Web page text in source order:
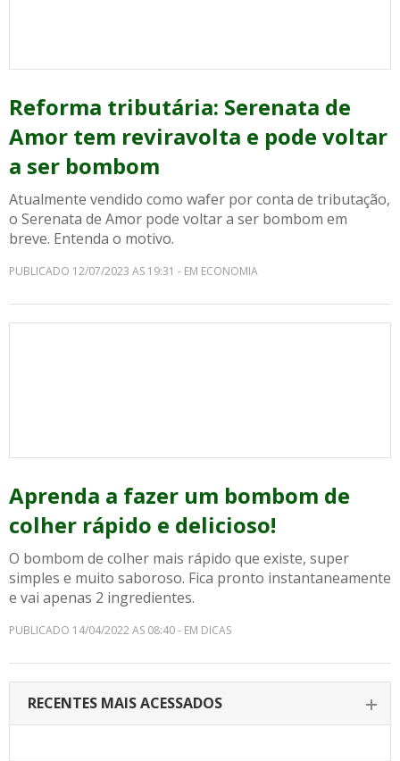
Reforma tributária: Serenata de
Amor tem reviravolta e pode voltar
a ser bombom
Atualmente vendido como wafer por conta de tributação,
o Serenata de Amor pode voltar a ser bombom em
breve. Entenda o motivo.
PUBLICADO 12/07/2023 AS 19:31 - EM ECONOMIA
Aprenda a fazer um bombom de
colher rápido e delicioso!
O bombom de colher mais rápido que existe, super
simples e muito saboroso. Fica pronto instantaneamente
e vai apenas 2 ingredientes.
PUBLICADO 14/04/2022 AS 08:40 - EM DICAS
RECENTES MAIS ACESSADOS